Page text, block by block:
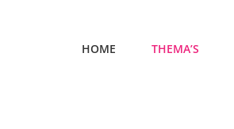
HOME THEMA’S